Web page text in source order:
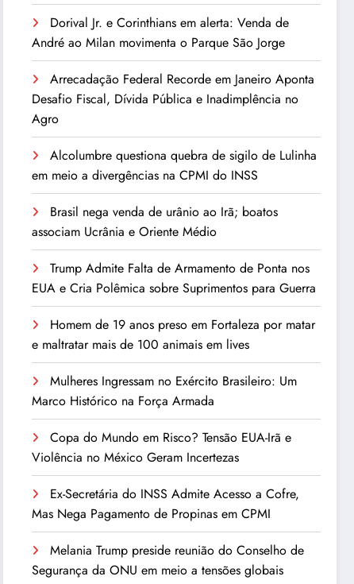
Dorival Jr. e Corinthians em alerta: Venda de
André ao Milan movimenta o Parque São Jorge
Arrecadação Federal Recorde em Janeiro Aponta
Desafio Fiscal, Dívida Pública e Inadimplência no
Agro
Alcolumbre questiona quebra de sigilo de Lulinha
em meio a divergências na CPMI do INSS
Brasil nega venda de urânio ao Irã; boatos
associam Ucrânia e Oriente Médio
Trump Admite Falta de Armamento de Ponta nos
EUA e Cria Polêmica sobre Suprimentos para Guerra
Homem de 19 anos preso em Fortaleza por matar
e maltratar mais de 100 animais em lives
Mulheres Ingressam no Exército Brasileiro: Um
Marco Histórico na Força Armada
Copa do Mundo em Risco? Tensão EUA-Irã e
Violência no México Geram Incertezas
Ex-Secretária do INSS Admite Acesso a Cofre,
Mas Nega Pagamento de Propinas em CPMI
Melania Trump preside reunião do Conselho de
Segurança da ONU em meio a tensões globais